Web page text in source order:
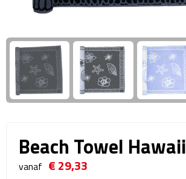
Tablettassen
Reistassen & Trolleys
Reistassen
Trolleys
Reistassensets
Beach Towel Hawaii
vanaf € 29,33